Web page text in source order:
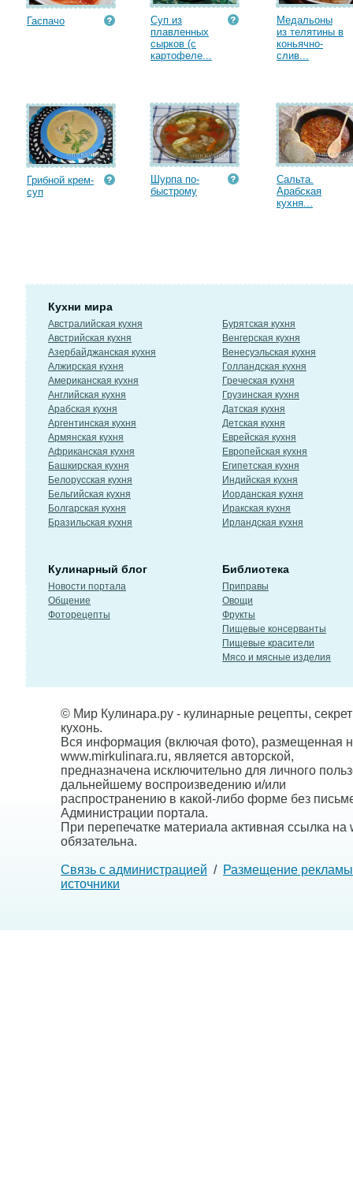
Гаспачо
Суп из
плавленных
сырков (с
картофеле...
Медальоны
из телятины в
коньячно-
слив...
Грибной крем-
суп
Шурпа по-
быстрому
Сальта.
Арабская
кухня...
Кухни мира
Австралийская кухня
Австрийская кухня
Азербайджанская кухня
Алжирская кухня
Американская кухня
Английская кухня
Арабская кухня
Аргентинская кухня
Армянская кухня
Африканская кухня
Башкирская кухня
Белорусская кухня
Бельгийская кухня
Болгарская кухня
Бразильская кухня
Бурятская кухня
Венгерская кухня
Венесуэльская кухня
Голландская кухня
Греческая кухня
Грузинская кухня
Датская кухня
Детская кухня
Еврейская кухня
Европейская кухня
Египетская кухня
Индийская кухня
Иорданская кухня
Иракская кухня
Ирландская кухня
Кулинарный блог
Новости портала
Общение
Фоторецепты
Библиотека
Приправы
Овощи
Фрукты
Пищевые консерванты
Пищевые красители
Мясо и мясные изделия
© Мир Кулинара.ру - кулинарные рецепты,
кухонь.
Вся информация (включая фото), размещенная
www.mirkulinara.ru, является авторской,
предназначена исключительно для личного
дальнейшему воспроизведению и/или
распространению в какой-либо форме без
Администрации портала.
При перепечатке материала активная ссылка на
обязательна.
Связь с администрацией / Размещение рекламы
источники